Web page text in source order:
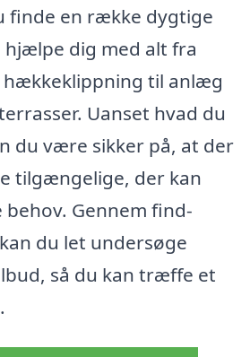
finde en række dygtige
dig med alt fra
til anlæg
Uanset hvad du
du være sikker på, at der
tilgængelige, der kan
behov. Gennem find-
du let undersøge
så du kan træffe et